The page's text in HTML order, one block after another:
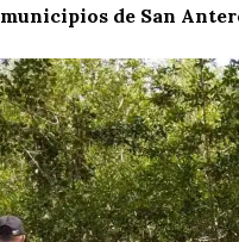
municipios de San